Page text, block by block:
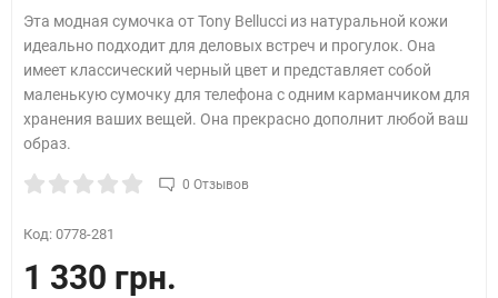
Эта модная сумочка от Tony Bellucci из натуральной кожи
идеально подходит для деловых встреч и прогулок. Она
имеет классический черный цвет и представляет собой
маленькую сумочку для телефона с одним карманчиком для
хранения ваших вещей. Она прекрасно дополнит любой ваш
образ.
0 Отзывов
Код: 0778-281
1 330 грн.